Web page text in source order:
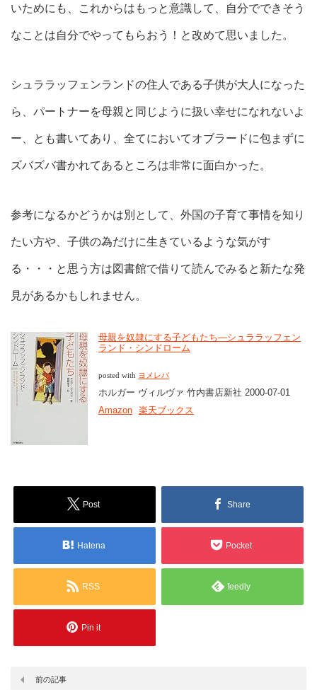
いためにも、これからはもっと意識して、自分でできそう
なことは自分でやってもらおう！と改めて思いました。
シュララッフェンランドの住人である子供が大人になった
ら、パートナーを母親と同じように扱い幸せになれないよ
ー、とも書いてあり、全てにおいてオブラードに包まずに
ズバズバ書かれてあるところは非常に面白かった。
参考になるかどうかは別として、外国の子育て事情を知り
たい方や、子供の為だけに生きているような気がす
る・・・と思う方は図書館で借りて読んでみると新たな発
見があるかもしれません。
母親を奴隷にする子どもたち―シュララッフェン
ランド・シンドローム
posted with ヨメレバ
ホルガー ヴィルヴァ 竹内書店新社 2000-07-01
Amazon 楽天ブックス
Post Share
Hatena Pocket
RSS feedly
Pin it
前の記事